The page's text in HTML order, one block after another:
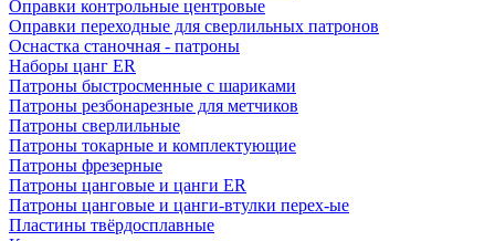
Оправки контрольные центровые
Оправки переходные для сверлильных патронов
Оснастка станочная - патроны
Наборы цанг ER
Патроны быстросменные с шариками
Патроны резбонарезные для метчиков
Патроны сверлильные
Патроны токарные и комплектующие
Патроны фрезерные
Патроны цанговые и цанги ER
Патроны цанговые и цанги-втулки перех-ые
Пластины твёрдосплавные